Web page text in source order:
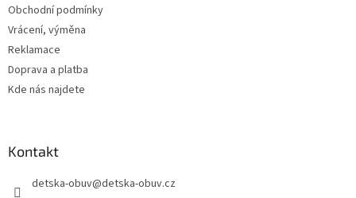
Obchodní podmínky
Vrácení, výměna
Reklamace
Doprava a platba
Kde nás najdete
Kontakt
detska-obuv@detska-obuv.cz